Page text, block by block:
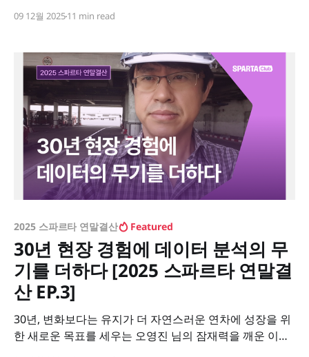
09 12월 202511 min read
2025 스파르타 연말결산 Featured
30년 현장 경험에 데이터 분석의 무
기를 더하다 [2025 스파르타 연말결
산 EP.3]
30년, 변화보다는 유지가 더 자연스러운 연차에 성장을 위
한 새로운 목표를 세우는 오영진 님의 잠재력을 깨운 이야